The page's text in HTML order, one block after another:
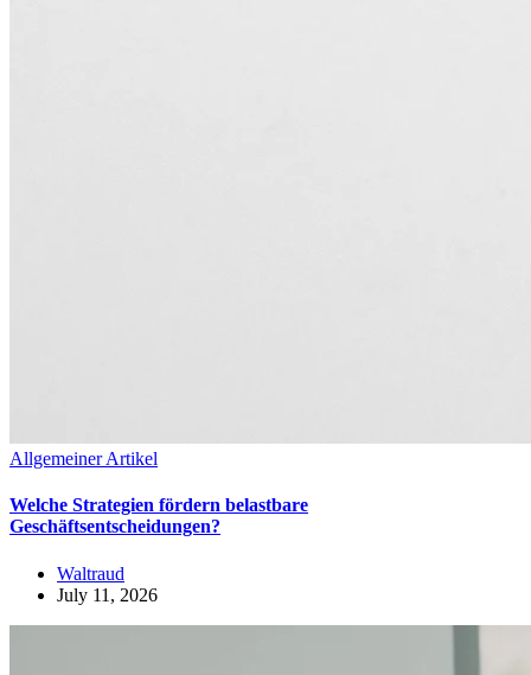
Allgemeiner Artikel
Welche Strategien fördern belastbare
Geschäftsentscheidungen?
Waltraud
July 11, 2026